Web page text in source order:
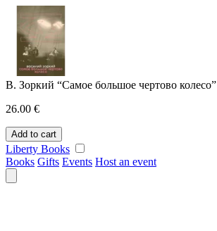
content
В. Зоркий “Самое большое чертово колесо”
26.00 €
В.
Зоркий
"Самое
большое
чертово
Add to cart
Liberty Books
Books Gifts Events Host an event